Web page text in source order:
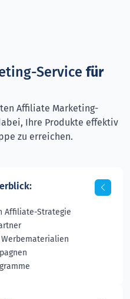
Service für
Affiliate Marketing-
Ihre Produkte effektiv
zu erreichen.
Affiliate-Strategie